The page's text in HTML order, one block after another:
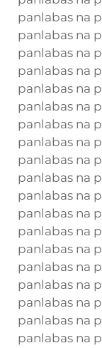
panlabas na
panlabas na
panlabas na
panlabas na
panlabas na
panlabas na
panlabas na
panlabas na
panlabas na
panlabas na
panlabas na
panlabas na
panlabas na
panlabas na
panlabas na
panlabas na
panlabas na
panlabas na
panlabas na